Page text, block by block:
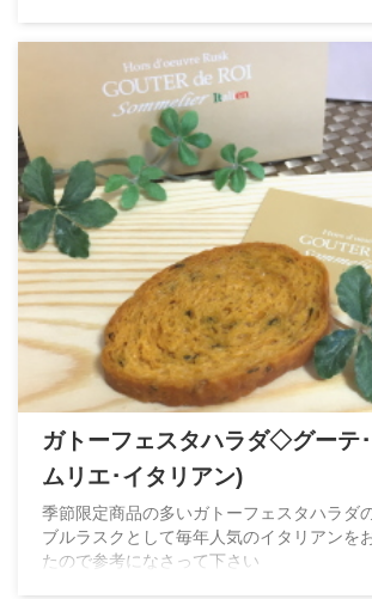
ガトーフェスタハラダ◇グーテ
ムリエ･イタリアン)
季節限定商品の多いガトーフェスタハラダ
ブルラスクとして毎年人気のイタリアンを
たので参考になさって下さい